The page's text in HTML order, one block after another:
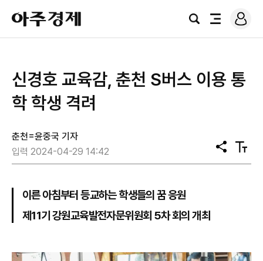
아
주
경
검
전
로
그
신경호 교육감, 춘천 S버스 이용 통
학 학생 격려
춘천=윤중국 기자
입력 2024-04-29 14:42
공
유
텍
스
이른 아침부터 등교하는 학생들의 꿈 응원
제11기 강원교육발전자문위원회 5차 회의 개최